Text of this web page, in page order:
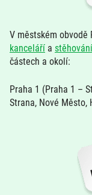
V městském obvodě
kanceláří a
částech a okolí:
Praha 1 (Praha 1 –
Strana, Nové Město,